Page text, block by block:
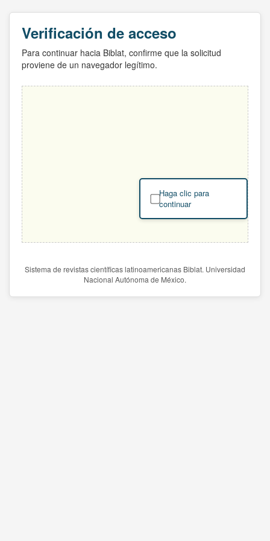
Verificación de acceso
Para continuar hacia Biblat, confirme que la solicitud
proviene de un navegador legítimo.
Haga clic para
continuar
Sistema de revistas científicas latinoamericanas Biblat. Universidad
Nacional Autónoma de México.